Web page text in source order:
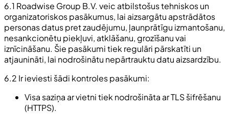
6.1 Roadwise Group B.V. veic atbilstošus tehniskos un
organizatoriskos pasākumus, lai aizsargātu apstrādātos
personas datus pret zaudējumu, ļaunprātīgu izmantošanu,
nesankcionētu piekļuvi, atklāšanu, grozīšanu vai
iznīcināšanu. Šie pasākumi tiek regulāri pārskatīti un
atjaunināti, lai nodrošinātu nepārtrauktu datu aizsardzību.
6.2 Ir ieviesti šādi kontroles pasākumi:
Visa saziņa ar vietni tiek nodrošināta ar TLS šifrēšanu
(HTTPS).